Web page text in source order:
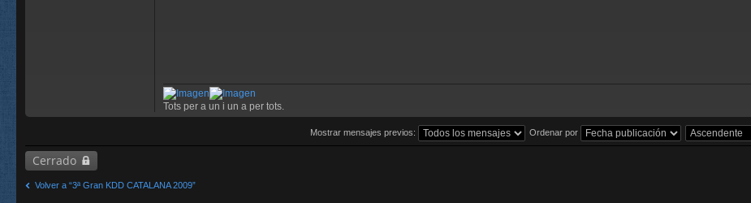
Tots per a un i un a per tots.
Mostrar mensajes previos: Ordenar por
Cerrado
Volver a “3ª Gran KDD CATALANA 2009”